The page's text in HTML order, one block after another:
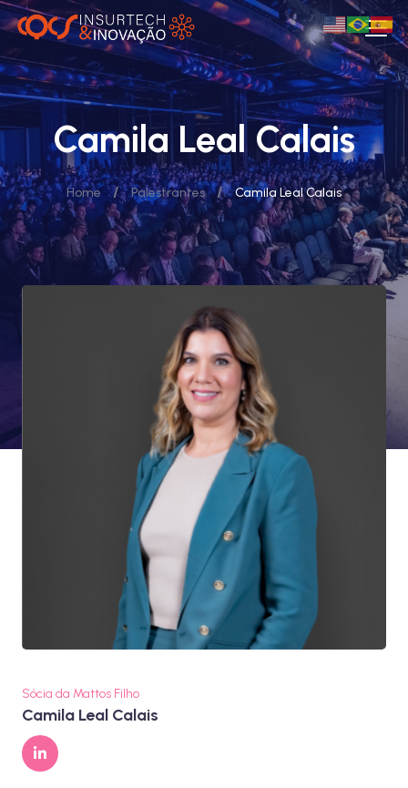
Camila Leal Calais
Home / Palestrantes / Camila Leal Calais
Sócia da Mattos Filho
Camila Leal Calais